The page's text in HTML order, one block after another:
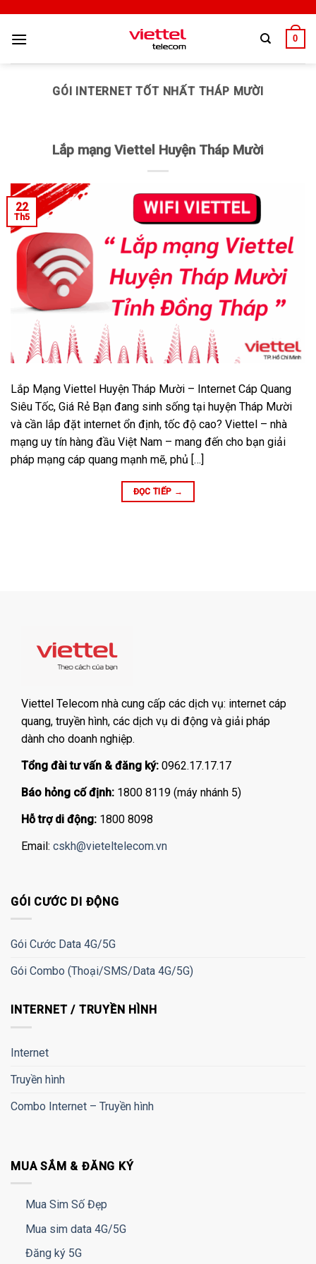
0
GÓI INTERNET TỐT NHẤT THÁP MƯỜI
Lắp mạng Viettel Huyện Tháp Mười
22
Th5
Lắp Mạng Viettel Huyện Tháp Mười – Internet Cáp Quang
Siêu Tốc, Giá Rẻ Bạn đang sinh sống tại huyện Tháp Mười
và cần lắp đặt internet ổn định, tốc độ cao? Viettel – nhà
mạng uy tín hàng đầu Việt Nam – mang đến cho bạn giải
pháp mạng cáp quang mạnh mẽ, phủ […]
ĐỌC TIẾP →
Viettel Telecom nhà cung cấp các dịch vụ: internet cáp
quang, truyền hình, các dịch vụ di động và giải pháp
dành cho doanh nghiệp.
Tổng đài tư vấn & đăng ký: 0962.17.17.17
Báo hỏng cố định: 1800 8119 (máy nhánh 5)
Hỗ trợ di động: 1800 8098
Email: cskh@vieteltelecom.vn
GÓI CƯỚC DI ĐỘNG
Gói Cước Data 4G/5G
Gói Combo (Thoại/SMS/Data 4G/5G)
INTERNET / TRUYỀN HÌNH
Internet
Truyền hình
Combo Internet – Truyền hình
MUA SẮM & ĐĂNG KÝ
Mua Sim Số Đẹp
Mua sim data 4G/5G
Đăng ký 5G